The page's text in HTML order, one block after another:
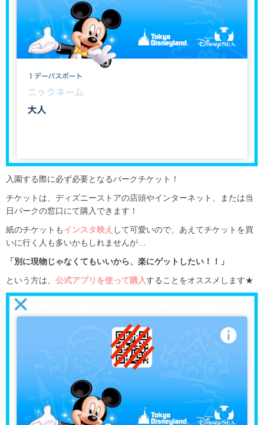
入園する際に必ず必要となるパークチケット！
チケットは、ディズニーストアの店頭やインターネット、または当
日パークの窓口にて購入できます！
紙のチケットもインスタ映え して可愛いので、あえてチケットを買
いに行く人も多いかもしれませんが…
「別に現物じゃなくてもいいから、楽にゲットしたい！！」
という方は、 公式アプリを使って購入することをオススメします★